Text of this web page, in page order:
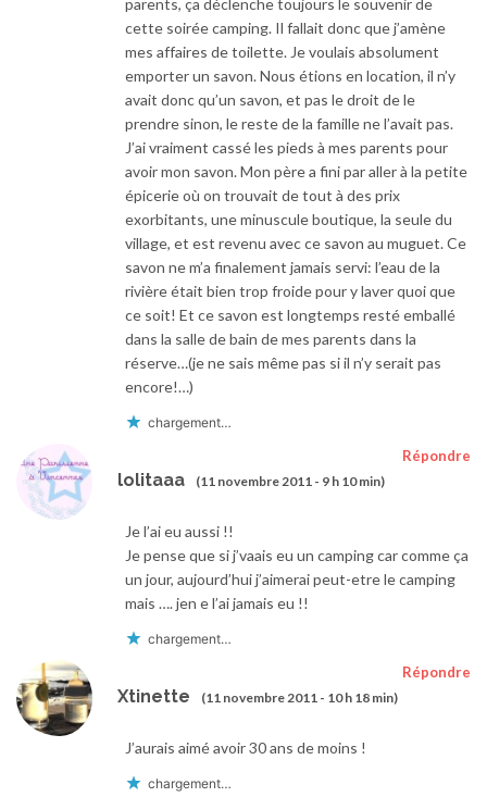
parents, ça déclenche toujours le souvenir de
cette soirée camping. Il fallait donc que j’amène
mes affaires de toilette. Je voulais absolument
emporter un savon. Nous étions en location, il n’y
avait donc qu’un savon, et pas le droit de le
prendre sinon, le reste de la famille ne l’avait pas.
J’ai vraiment cassé les pieds à mes parents pour
avoir mon savon. Mon père a fini par aller à la petite
épicerie où on trouvait de tout à des prix
exorbitants, une minuscule boutique, la seule du
village, et est revenu avec ce savon au muguet. Ce
savon ne m’a finalement jamais servi: l’eau de la
rivière était bien trop froide pour y laver quoi que
ce soit! Et ce savon est longtemps resté emballé
dans la salle de bain de mes parents dans la
réserve…(je ne sais même pas si il n’y serait pas
encore!…)
chargement…
lolitaaa (11 novembre 2011 - 9 h 10 min)
Répondre
Je l’ai eu aussi !!
Je pense que si j’vaais eu un camping car comme ça
un jour, aujourd’hui j’aimerai peut-etre le camping
mais …. jen e l’ai jamais eu !!
chargement…
Xtinette (11 novembre 2011 - 10 h 18 min)
Répondre
J’aurais aimé avoir 30 ans de moins !
chargement…